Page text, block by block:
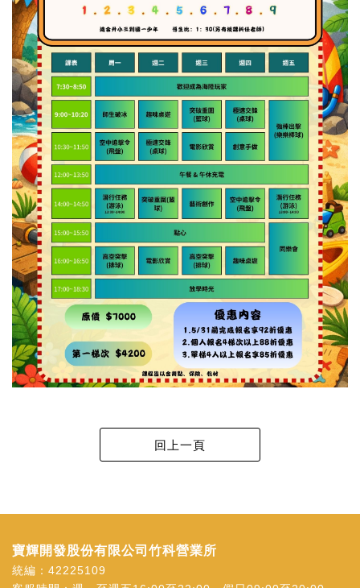
寶輝開發股份有限公司竹科營業所
統編：42225109